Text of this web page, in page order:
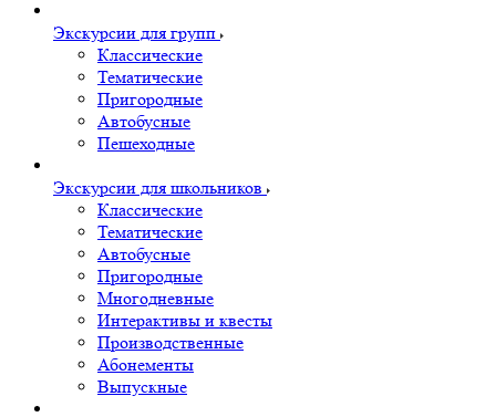
Экскурсии для групп
Классические
Тематические
Пригородные
Автобусные
Пешеходные
Экскурсии для школьников
Классические
Тематические
Автобусные
Пригородные
Многодневные
Интерактивы и квесты
Производственные
Абонементы
Выпускные